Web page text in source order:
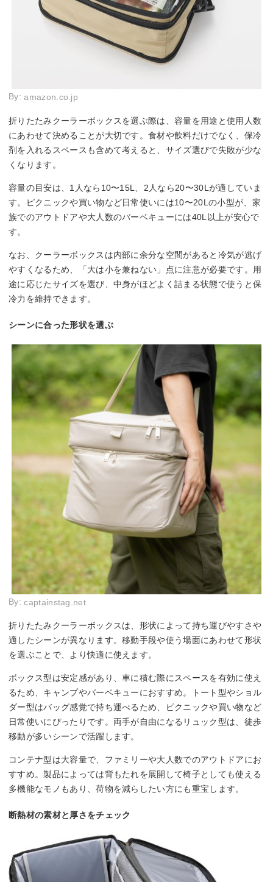
By:amazon.co.jp
折りたたみクーラーボックスを選ぶ際は、容量を用途と使用人数
にあわせて決めることが大切です。食材や飲料だけでなく、保冷
剤を入れるスペースも含めて考えると、サイズ選びで失敗が少な
くなります。
容量の目安は、1人なら10〜15L、2人なら20〜30Lが適していま
す。ピクニックや買い物など日常使いには10〜20Lの小型が、家
族でのアウトドアや大人数のバーベキューには40L以上が安心で
す。
なお、クーラーボックスは内部に余分な空間があると冷気が逃げ
やすくなるため、「大は小を兼ねない」点に注意が必要です。用
途に応じたサイズを選び、中身がほどよく詰まる状態で使うと保
冷力を維持できます。
シーンに合った形状を選ぶ
By:captainstag.net
折りたたみクーラーボックスは、形状によって持ち運びやすさや
適したシーンが異なります。移動手段や使う場面にあわせて形状
を選ぶことで、より快適に使えます。
ボックス型は安定感があり、車に積む際にスペースを有効に使え
るため、キャンプやバーベキューにおすすめ。トート型やショル
ダー型はバッグ感覚で持ち運べるため、ピクニックや買い物など
日常使いにぴったりです。両手が自由になるリュック型は、徒歩
移動が多いシーンで活躍します。
コンテナ型は大容量で、ファミリーや大人数でのアウトドアにお
すすめ。製品によっては背もたれを展開して椅子としても使える
多機能なモノもあり、荷物を減らしたい方にも重宝します。
断熱材の素材と厚さをチェック